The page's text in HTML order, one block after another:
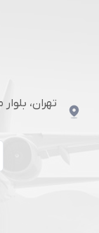
تهران،